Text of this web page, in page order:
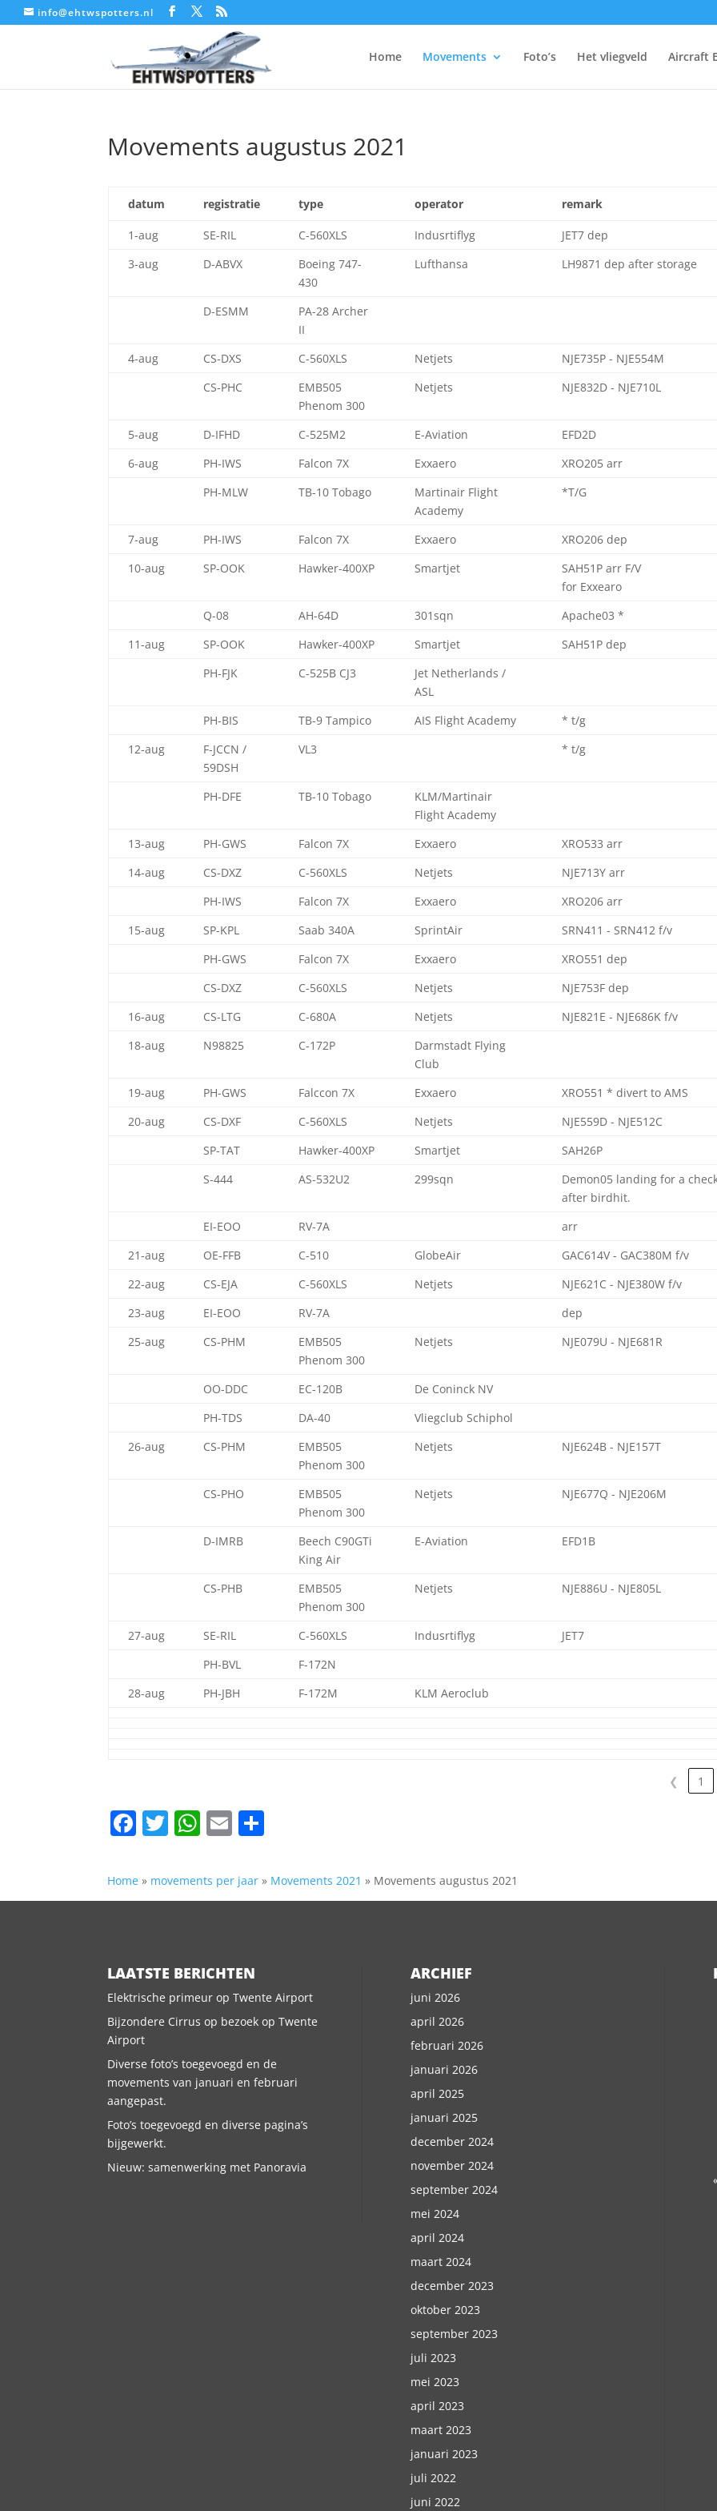
info@ehtwspotters.nl
Home Movements Foto’s Het vliegveld Aircraft
Movements augustus 2021
datum registratie type operator remark
1-aug SE-RIL C-560XLS Indusrtiflyg
JET7 dep
3-aug
D-ABVX
Boeing 747-
430
Lufthansa LH9871 dep after storage
D-ESMM
PA-28 Archer
II
4-aug
CS-DXS C-560XLS Netjets
NJE735P - NJE554M
CS-PHC
EMB505
Phenom 300
Netjets NJE832D - NJE710L
5-aug D-IFHD C-525M2 E-Aviation
EFD2D
6-aug
PH-IWS Falcon 7X Exxaero
XRO205 arr
PH-MLW
TB-10 Tobago
Martinair Flight
Academy
*T/G
7-aug PH-IWS Falcon 7X Exxaero
XRO206 dep
10-aug
SP-OOK Hawker-400XP Smartjet
SAH51P arr F/V
for Exxearo
Q-08
AH-64D 301sqn
Apache03 *
11-aug
SP-OOK Hawker-400XP Smartjet
SAH51P dep
PH-FJK
C-525B CJ3
Jet Netherlands /
ASL
PH-BIS
TB-9 Tampico AIS Flight Academy
* t/g
12-aug
F-JCCN /
59DSH
VL3 * t/g
PH-DFE TB-10 Tobago
KLM/Martinair
Flight Academy
13-aug
PH-GWS Falcon 7X Exxaero
XRO533 arr
14-aug
CS-DXZ C-560XLS Netjets
NJE713Y arr
PH-IWS
Falcon 7X Exxaero
XRO206 arr
15-aug
SP-KPL Saab 340A SprintAir
SRN411 - SRN412 f/v
PH-GWS
Falcon 7X Exxaero
XRO551 dep
CS-DXZ
C-560XLS Netjets
NJE753F dep
16-aug
CS-LTG C-680A Netjets
NJE821E - NJE686K f/v
18-aug
N98825 C-172P
Darmstadt Flying
Club
19-aug
PH-GWS Falccon 7X Exxaero
XRO551 * divert to AMS
20-aug
CS-DXF C-560XLS Netjets
NJE559D - NJE512C
SP-TAT
Hawker-400XP Smartjet
SAH26P
S-444
AS-532U2 299sqn
Demon05 landing for a
after birdhit.
EI-EOO
RV-7A
arr
21-aug
OE-FFB C-510 GlobeAir
GAC614V - GAC380M f/v
22-aug
CS-EJA C-560XLS Netjets
NJE621C - NJE380W f/v
23-aug
EI-EOO RV-7A
dep
25-aug
CS-PHM
EMB505
Phenom 300
Netjets NJE079U - NJE681R
OO-DDC EC-120B
De Coninck NV
PH-TDS
DA-40
Vliegclub Schiphol
26-aug
CS-PHM
EMB505
Phenom 300
Netjets NJE624B - NJE157T
CS-PHO
EMB505
Phenom 300
Netjets NJE677Q - NJE206M
D-IMRB
Beech C90GTi
King Air
E-Aviation EFD1B
CS-PHB
EMB505
Phenom 300
Netjets NJE886U - NJE805L
27-aug SE-RIL C-560XLS Indusrtiflyg
JET7
PH-BVL
F-172N
28-aug
PH-JBH F-172M KLM Aeroclub
❮ 1
Facebook
Twitter
WhatsApp
Email
Home » movements per jaar » Movements 2021 » Movements augustus 2021
LAATSTE BERICHTEN
Elektrische primeur op Twente Airport
Bijzondere Cirrus op bezoek op Twente
Airport
Diverse foto’s toegevoegd en de
movements van januari en februari
aangepast.
Foto’s toegevoegd en diverse pagina’s
bijgewerkt.
Nieuw: samenwerking met Panoravia
ARCHIEF
juni 2026
april 2026
februari 2026
januari 2026
april 2025
januari 2025
december 2024
november 2024
september 2024
mei 2024
april 2024
maart 2024
december 2023
oktober 2023
september 2023
juli 2023
mei 2023
april 2023
maart 2023
januari 2023
juli 2022
juni 2022